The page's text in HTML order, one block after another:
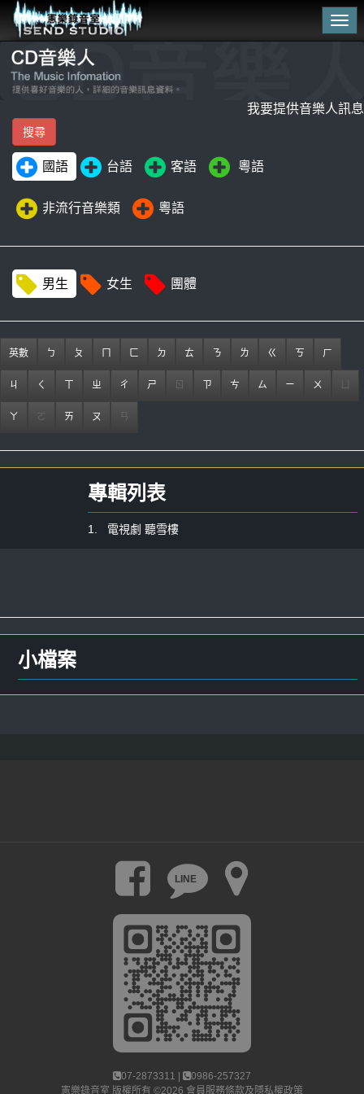
我要提供音樂人訊息
國語 台語 客語 粵語
非流行音樂類 粵語
男生 女生 團體
英數 ㄅ ㄆ ㄈ ㄉ ㄊ ㄋ ㄌ ㄍ ㄎ ㄏ
ㄐ ㄑ ㄓ ㄔ ㄕ ㄖ ㄗ ㄘ ㄙ ㄧ ㄨ ㄩ
ㄚ ㄛ ㄞ ㄡ ㄢ
專輯列表
1. 電視劇 聽雪樓
小檔案
LINE
07-2873311 |
0986-257327
憲樂錄音室 版權所有 ©2026 會員服務條款及隱私權政策